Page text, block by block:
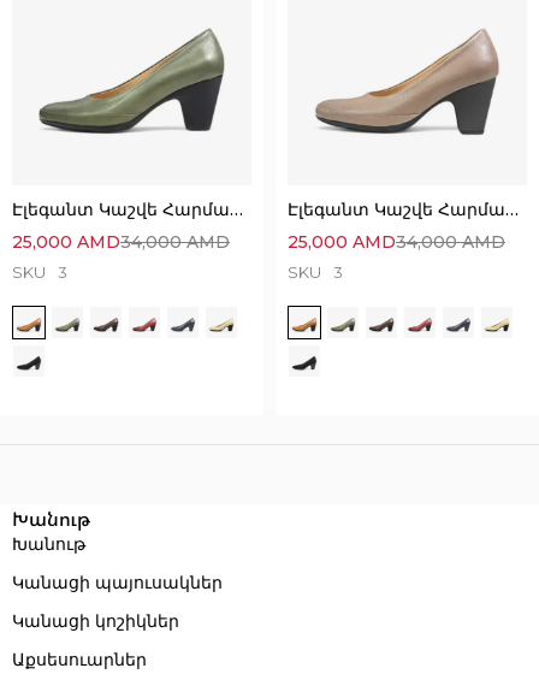
Էլեգանտ Կաշվե Հարմարավետ Կոշիկներ
34,000AMD
25,000 AMD
SKU 3
Էլեգանտ Կաշվե Հարմարավետ Կոշիկներ
34,000AMD
25,000 AMD
SKU 3
Խանութ
Խանութ
Կանացի պայուսակներ
Կանացի կոշիկներ
Աքսեսուարներ